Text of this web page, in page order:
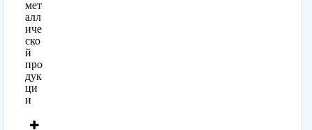
мет
алл
иче
ско
й
про
дук
ци
и